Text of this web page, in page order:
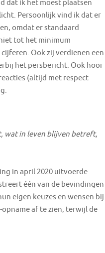
dat ik het moest plaatsen
Persoonlijk vind ik dat er
omdat er standaard
tot het minimum
Ook zij verdienen een
het persbericht. Ook hoor
(altijd met respect
wat in leven blijven betreft,
in april 2020 uitvoerde
één van de bevindingen
eigen keuzes en wensen bij
af te zien, terwijl de